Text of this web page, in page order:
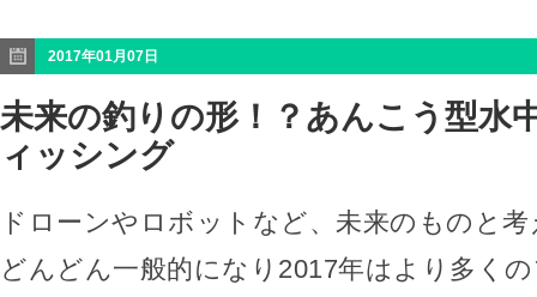
2017年01月07日
未来の釣りの形！？あんこう型水
ィッシング
ドローンやロボットなど、未来のものと
どんどん一般的になり2017年はより多く